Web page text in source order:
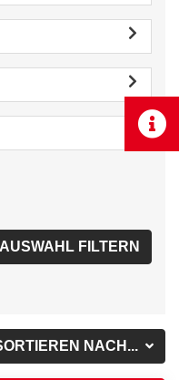
NACH...